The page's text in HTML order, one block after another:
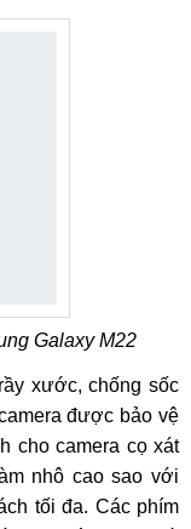
Galaxy M22
xước, chống sốc
được bảo vệ
cho camera cọ xát
nhô cao sao với
tối đa. Các phím